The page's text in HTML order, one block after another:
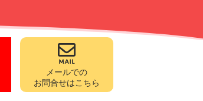
メールでの
お問合せはこちら